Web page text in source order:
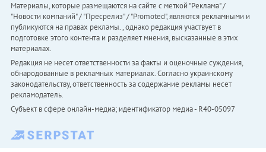
Материалы, которые размещаются на сайте с меткой "Реклама" /
"Новости компаний" / "Пресрелиз" / "Promoted", являются рекламными и
публикуются на правах рекламы. , однако редакция участвует в
подготовке этого контента и разделяет мнения, высказанные в этих
материалах.
Редакция не несет ответственности за факты и оценочные суждения,
обнародованные в рекламных материалах. Согласно украинскому
законодательству, ответственность за содержание рекламы несет
рекламодатель.
Субъект в сфере онлайн-медиа; идентификатор медиа - R40-05097